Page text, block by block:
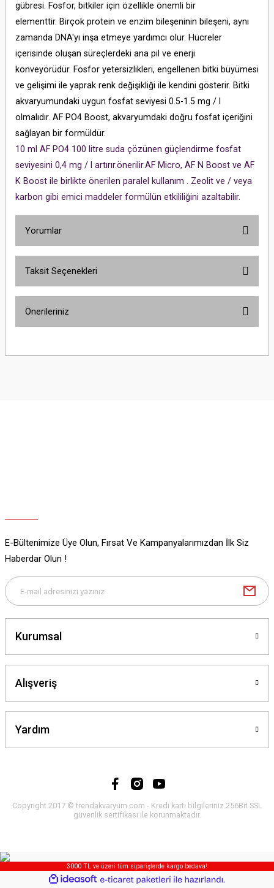
gübresi. Fosfor, bitkiler için özellikle önemli bir
elementtir. Birçok protein ve enzim bileşeninin bileşeni, aynı
zamanda DNA'yı inşa etmeye yardımcı olur. Hücreler
içerisinde oluşan süreçlerdeki ana pil ve enerji
konveyörüdür. Fosfor yetersizlikleri, engellenen bitki büyümesi
ve gelişimi ile yaprak renk değişikliği ile kendini gösterir. Bitki
akvaryumundaki uygun fosfat seviyesi 0.5-1.5 mg / l
olmalıdır. AF PO4 Boost, akvaryumdaki doğru fosfat içeriğini
sağlayan bir formüldür.
10 ml AF PO4 100 litre suda çözünen güçlendirme fosfat
seviyesini 0,4 mg / l artırır.önerilir.AF Micro, AF N Boost ve AF
K Boost ile birlikte önerilen paralel kullanım . Zeolit ​​ve / veya
karbon gibi emici maddeler formülün etkililiğini azaltabilir.
Yorumlar
Taksit Seçenekleri
Önerileriniz
yetersiz gördüğünüz noktaları öneri formunu kullanarak tarafımıza
E-Bültenimize Üye Olun, Fırsat Ve Kampanyalarımızdan İlk Siz
Haberdar Olun !
Kurumsal
Alışveriş
Yardım
Copyright 2017 © trendakvaryum.com - Kredi kartı bilgileriniz 256Bit SSL
güvenlik sertifikası ile korunmaktadır.
3000 TL ve üzeri tüm siparişlerde kargo bedava!
ideasoft
e-